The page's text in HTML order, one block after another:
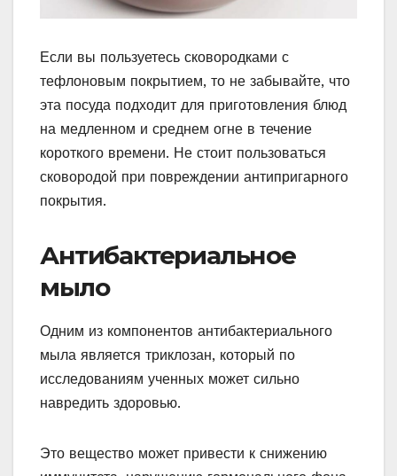
Если вы пользуетесь сковородками с
тефлоновым покрытием, то не забывайте, что
эта посуда подходит для приготовления блюд
на медленном и среднем огне в течение
короткого времени. Не стоит пользоваться
сковородой при повреждении антипригарного
покрытия.
Антибактериальное
мыло
Одним из компонентов антибактериального
мыла является триклозан, который по
исследованиям ученных может сильно
навредить здоровью.
Это вещество может привести к снижению